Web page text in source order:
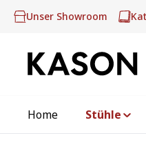
Hauptinhalt springen
Zur Suche springen
Zur Hauptnavigation
Unser Showroom
Home Stühle